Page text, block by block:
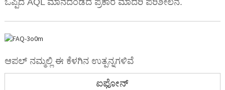
ಒಪ್ಪಿದ AQL ಮಾನದಂಡದ ಪ್ರಕಾರ ಮಾದರಿ ಪರಿಶೀಲನೆ.
ಆಪಲ್ ನಮ್ಮಲ್ಲಿ ಈ ಕೆಳಗಿನ ಉತ್ಪನ್ನಗಳಿವೆ
ಐಫೋನ್